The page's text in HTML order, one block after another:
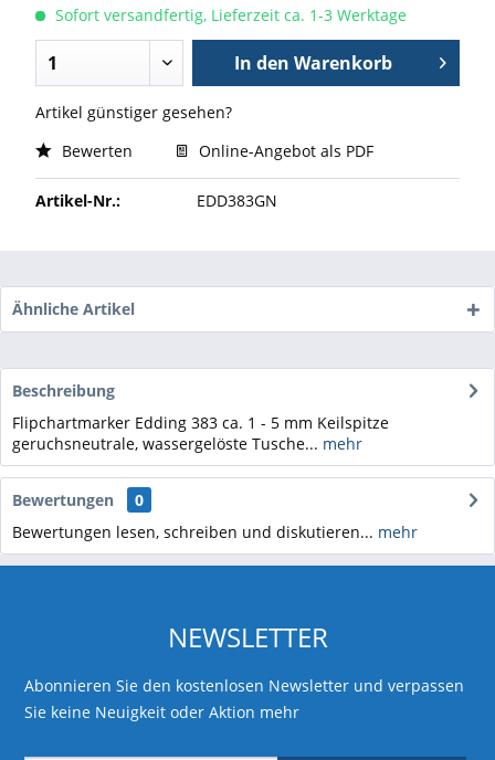
Sofort versandfertig, Lieferzeit ca. 1-3 Werktage
In den Warenkorb
Artikel günstiger gesehen?
Bewerten
Online-Angebot als PDF
Artikel-Nr.: EDD383GN
Ähnliche Artikel
Beschreibung
Flipchartmarker Edding 383 ca. 1 - 5 mm Keilspitze
geruchsneutrale, wassergelöste Tusche... mehr
Bewertungen
0
Bewertungen lesen, schreiben und diskutieren... mehr
NEWSLETTER
Abonnieren Sie den kostenlosen Newsletter und verpassen
Sie keine Neuigkeit oder Aktion mehr